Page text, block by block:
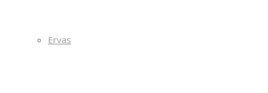
Ervas